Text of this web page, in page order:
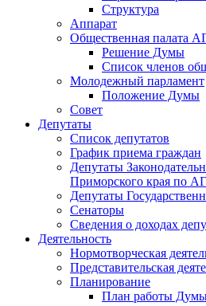
Структура
Аппарат
Общественная палата
Решение Думы
Список членов
Молодежный парламент
Положение Думы
Совет
Депутаты
Список депутатов
График приема граждан
Депутаты
Приморского края по
Депутаты
Сенаторы
Сведения о доходах
Деятельность
Нормотворческая
Представительская
Планирование
План работы